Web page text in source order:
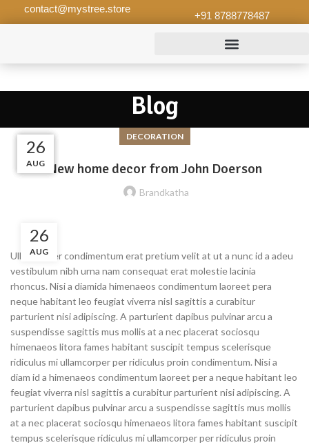
contact@mystree.store
+91 8788778487
Blog
DECORATION
New home decor from John Doerson
Brandkatha
26
AUG
Ullamcorper condimentum erat pretium velit at ut a nunc id a adeu
vestibulum nibh urna nam consequat erat molestie lacinia
rhoncus. Nisi a diamida himenaeos condimentum laoreet pera
neque habitant leo feugiat viverra nisl sagittis a curabitur
parturient nisi adipiscing. A parturient dapibus pulvinar arcu a
suspendisse sagittis mus mollis at a nec placerat sociosqu
himenaeos litora fames habitant suscipit tempus scelerisque
ridiculus mi ullamcorper per ridiculus proin condimentum. Nisi a
diam id a himenaeos condimentum laoreet per a neque habitant leo
feugiat viverra nisl sagittis a curabitur parturient nisi adipiscing. A
parturient dapibus pulvinar arcu a suspendisse sagittis mus mollis
at a nec placerat sociosqu himenaeos litora fames habitant suscipit
tempus scelerisque ridiculus mi ullamcorper per ridiculus proin
27
AUG
27
AUG
26
AUG
26
AUG